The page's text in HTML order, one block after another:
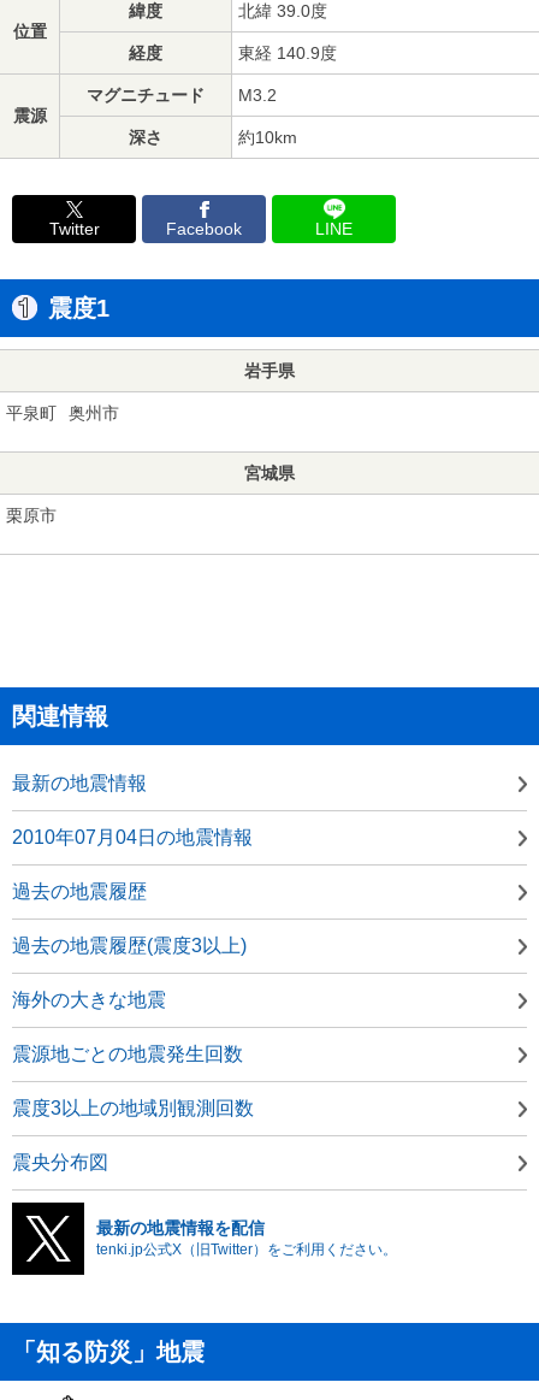
位置
緯度 北緯 39.0度
経度 東経 140.9度
震源
マグニチュード M3.2
深さ 約10km
Twitter Facebook LINE
震度1
岩手県
平泉町 奥州市
宮城県
栗原市
関連情報
最新の地震情報
2010年07月04日の地震情報
過去の地震履歴
過去の地震履歴(震度3以上)
海外の大きな地震
震源地ごとの地震発生回数
震度3以上の地域別観測回数
震央分布図
最新の地震情報を配信
tenki.jp公式X（旧Twitter）をご利用ください。
「知る防災」地震